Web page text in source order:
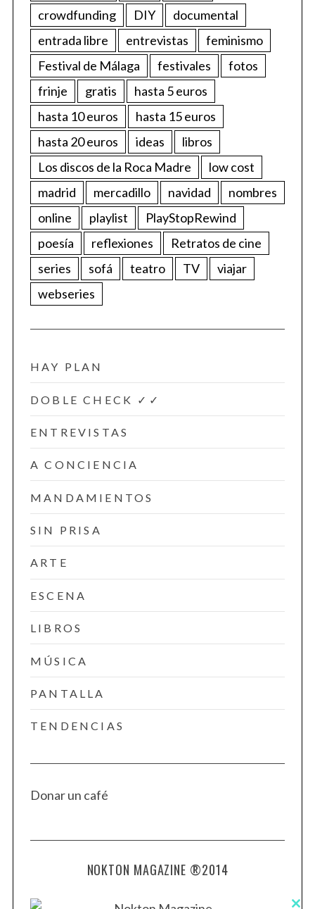
crowdfunding
DIY
documental
entrada libre
entrevistas
feminismo
Festival de Málaga
festivales
fotos
frinje
gratis
hasta 5 euros
hasta 10 euros
hasta 15 euros
hasta 20 euros
ideas
libros
Los discos de la Roca Madre
low cost
madrid
mercadillo navidad
nombres
online
playlist
PlayStopRewind
poesía
reflexiones
Retratos de cine
series
sofá teatro TV
viajar
webseries
HAY PLAN
DOBLE CHECK ✓✓
ENTREVISTAS
A CONCIENCIA
MANDAMIENTOS
SIN PRISA
ARTE
ESCENA
LIBROS
MÚSICA
PANTALLA
TENDENCIAS
Donar un café
NOKTON MAGAZINE ®2014